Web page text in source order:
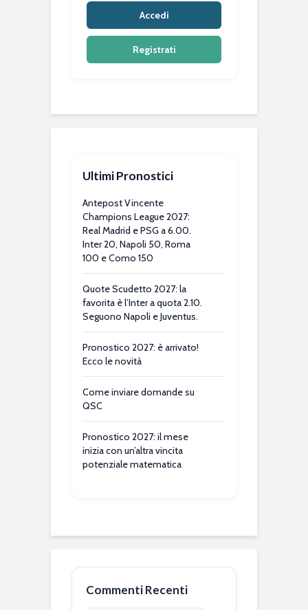
Accedi
Registrati
Ultimi Pronostici
Antepost Vincente
Champions League 2027:
Real Madrid e PSG a 6.00.
Inter 20, Napoli 50, Roma
100 e Como 150
Quote Scudetto 2027: la
favorita è l’Inter a quota 2.10.
Seguono Napoli e Juventus.
Pronostico 2027: è arrivato!
Ecco le novità
Come inviare domande su
QSC
Pronostico 2027: il mese
inizia con un’altra vincita
potenziale matematica
Commenti Recenti